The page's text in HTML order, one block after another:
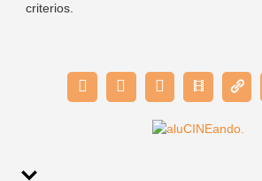
criterios.